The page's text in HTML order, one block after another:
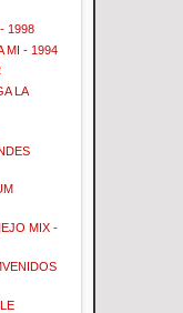
1998
MI - 1994
LA
MIX -